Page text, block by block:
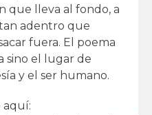
que lleva al fondo, a
adentro que
fuera. El poema
sino el lugar de
y el ser humano.
aquí: